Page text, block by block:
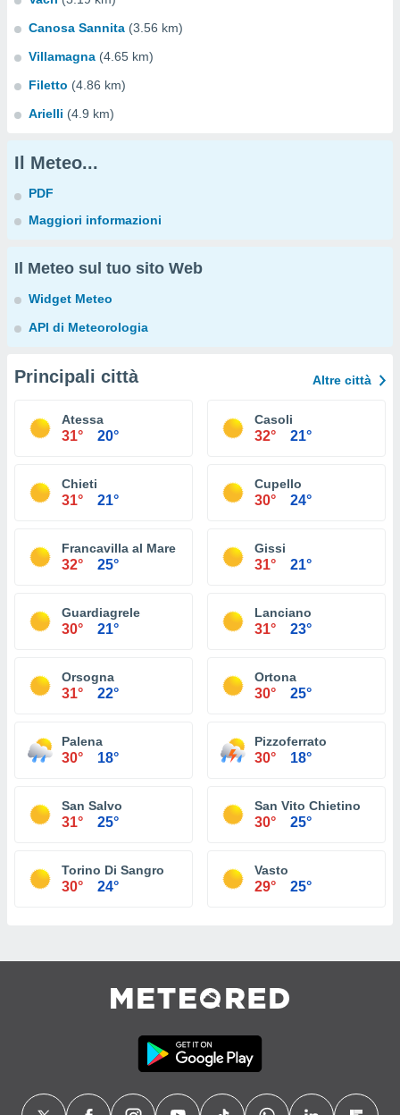
Canosa Sannita (3.56 km)
Villamagna (4.65 km)
Filetto (4.86 km)
Arielli (4.9 km)
Il Meteo...
PDF
Maggiori informazioni
Il Meteo sul tuo sito Web
Widget Meteo
API di Meteorologia
Principali città Altre città
Atessa
31° 20°
Casoli
32° 21°
Chieti
31° 21°
Cupello
30° 24°
Francavilla al Mare
32° 25°
Gissi
31° 21°
Guardiagrele
30° 21°
Lanciano
31° 23°
Orsogna
31° 22°
Ortona
30° 25°
Palena
30° 18°
Pizzoferrato
30° 18°
San Salvo
31° 25°
San Vito Chietino
30° 25°
Torino Di Sangro
30° 24°
Vasto
29° 25°